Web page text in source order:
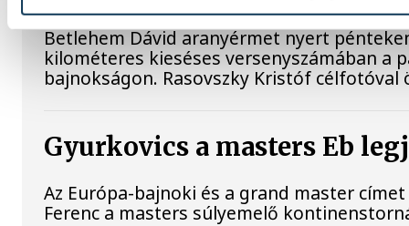
Betlehem Dávid aranyérmet nyert
kilométeres kieséses versenyszámában a
bajnokságon. Rasovszky Kristóf
Gyurkovics a masters Eb
Az Európa-bajnoki és a grand master
Ferenc a masters súlyemelő